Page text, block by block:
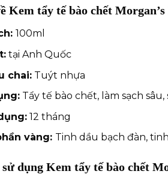
Kem tẩy tế bào chết
100ml
tại Anh Quốc
chai:Tuýt nhựa
Tẩy tế bào chết, làm sạch
12 tháng
vàng: Tinh dầu bạch đàn,
dụng Kem tẩy tế bào chết